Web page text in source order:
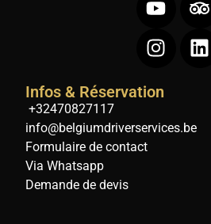
Infos & Réservation
+32470827117
info@belgiumdriverservices.be
Formulaire de contact
Via Whatsapp
Demande de devis